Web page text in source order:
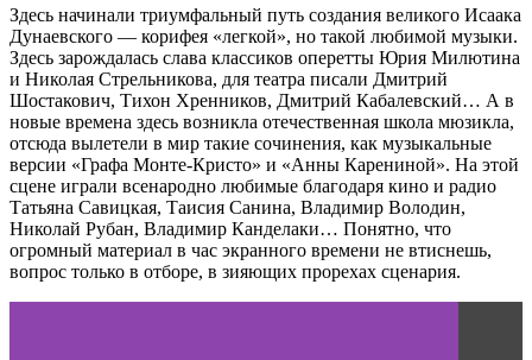
Здесь начинали триумфальный путь создания великого Исаака
Дунаевского — корифея «легкой», но такой любимой музыки.
Здесь зарождалась слава классиков оперетты Юрия Милютина
и Николая Стрельникова, для театра писали Дмитрий
Шостакович, Тихон Хренников, Дмитрий Кабалевский… А в
новые времена здесь возникла отечественная школа мюзикла,
отсюда вылетели в мир такие сочинения, как музыкальные
версии «Графа Монте-Кристо» и «Анны Карениной». На этой
сцене играли всенародно любимые благодаря кино и радио
Татьяна Савицкая, Таисия Санина, Владимир Володин,
Николай Рубан, Владимир Канделаки… Понятно, что
огромный материал в час экранного времени не втиснешь,
вопрос только в отборе, в зияющих прорехах сценария.